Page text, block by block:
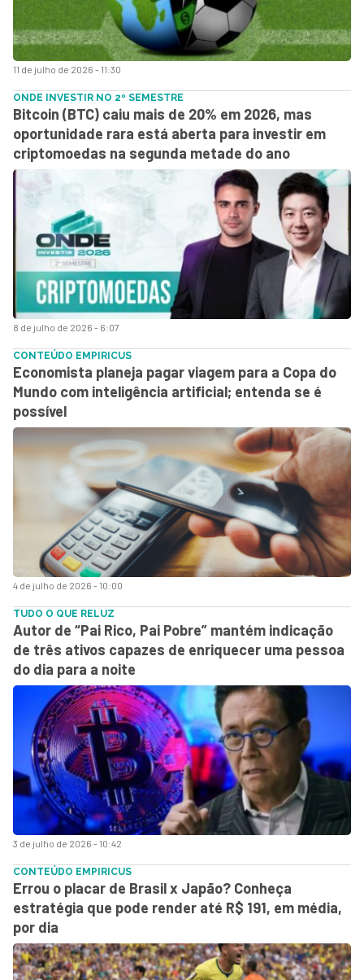
11 de julho de 2026 - 11:30
8 de julho de 2026 - 6:07
ONDE INVESTIR NO 2º SEMESTRE
Bitcoin (BTC) caiu mais de 20% em 2026, mas
oportunidade rara está aberta para investir em
criptomoedas na segunda metade do ano
4 de julho de 2026 - 10:00
CONTEÚDO EMPIRICUS
Economista planeja pagar viagem para a Copa do
Mundo com inteligência artificial; entenda se é
possível
3 de julho de 2026 - 10:42
TUDO O QUE RELUZ
Autor de “Pai Rico, Pai Pobre” mantém indicação
de três ativos capazes de enriquecer uma pessoa
do dia para a noite
CONTEÚDO EMPIRICUS
Errou o placar de Brasil x Japão? Conheça
estratégia que pode render até R$ 191, em média,
por dia